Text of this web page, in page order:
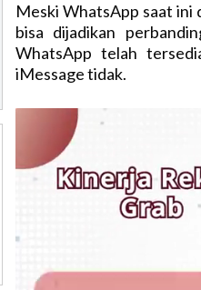
Meski WhatsApp saat ini
bisa dijadikan
WhatsApp telah
iMessage tidak.